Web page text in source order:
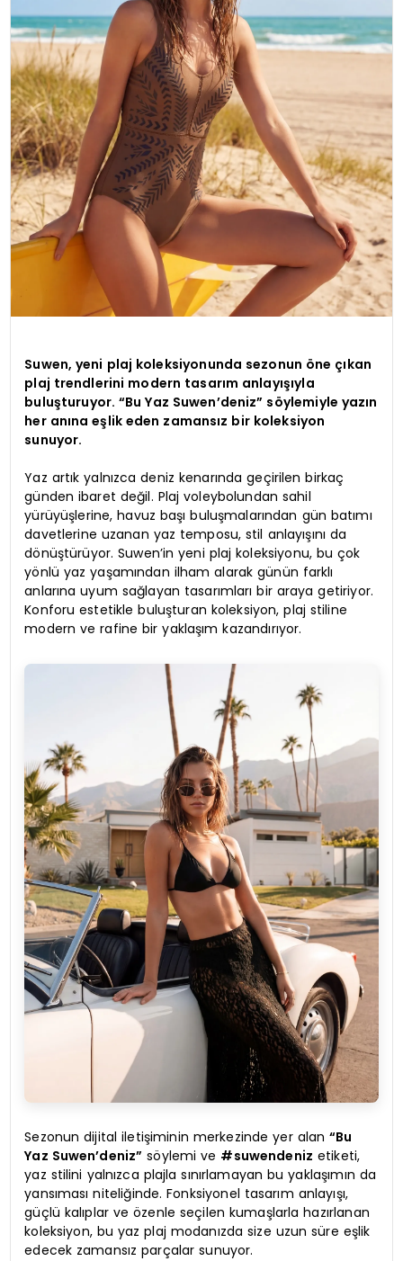
Suwen, yeni plaj koleksiyonunda sezonun öne çıkan
plaj trendlerini modern tasarım anlayışıyla
buluşturuyor. “Bu Yaz Suwen’deniz” söylemiyle yazın
her anına eşlik eden zamansız bir koleksiyon
sunuyor.
Yaz artık yalnızca deniz kenarında geçirilen birkaç
günden ibaret değil. Plaj voleybolundan sahil
yürüyüşlerine, havuz başı buluşmalarından gün batımı
davetlerine uzanan yaz temposu, stil anlayışını da
dönüştürüyor. Suwen’in yeni plaj koleksiyonu, bu çok
yönlü yaz yaşamından ilham alarak günün farklı
anlarına uyum sağlayan tasarımları bir araya getiriyor.
Konforu estetikle buluşturan koleksiyon, plaj stiline
modern ve rafine bir yaklaşım kazandırıyor.
Sezonun dijital iletişiminin merkezinde yer alan“Bu
Yaz Suwen’deniz” söylemi ve #suwendeniz etiketi,
yaz stilini yalnızca plajla sınırlamayan bu yaklaşımın da
yansıması niteliğinde. Fonksiyonel tasarım anlayışı,
güçlü kalıplar ve özenle seçilen kumaşlarla hazırlanan
koleksiyon, bu yaz plaj modanızda size uzun süre eşlik
edecek zamansız parçalar sunuyor.